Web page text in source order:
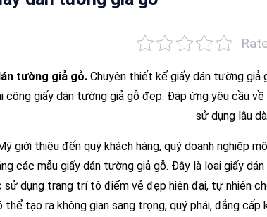
tường giả gỗ. Chuyên thiết kế giấy dán tường giả
công giấy dán tường giả gỗ đẹp. Đáp ứng yêu cầu
sử dụng lâu
giới thiệu đến quý khách hàng, quý doanh nghiệp
các mẫu giấy dán tường giả gỗ. Đây là loại giấy
sử dụng trang trí tô điểm vẻ đẹp hiện đại, tự nhiên
thể tạo ra không gian sang trọng, quý phái, đẳng